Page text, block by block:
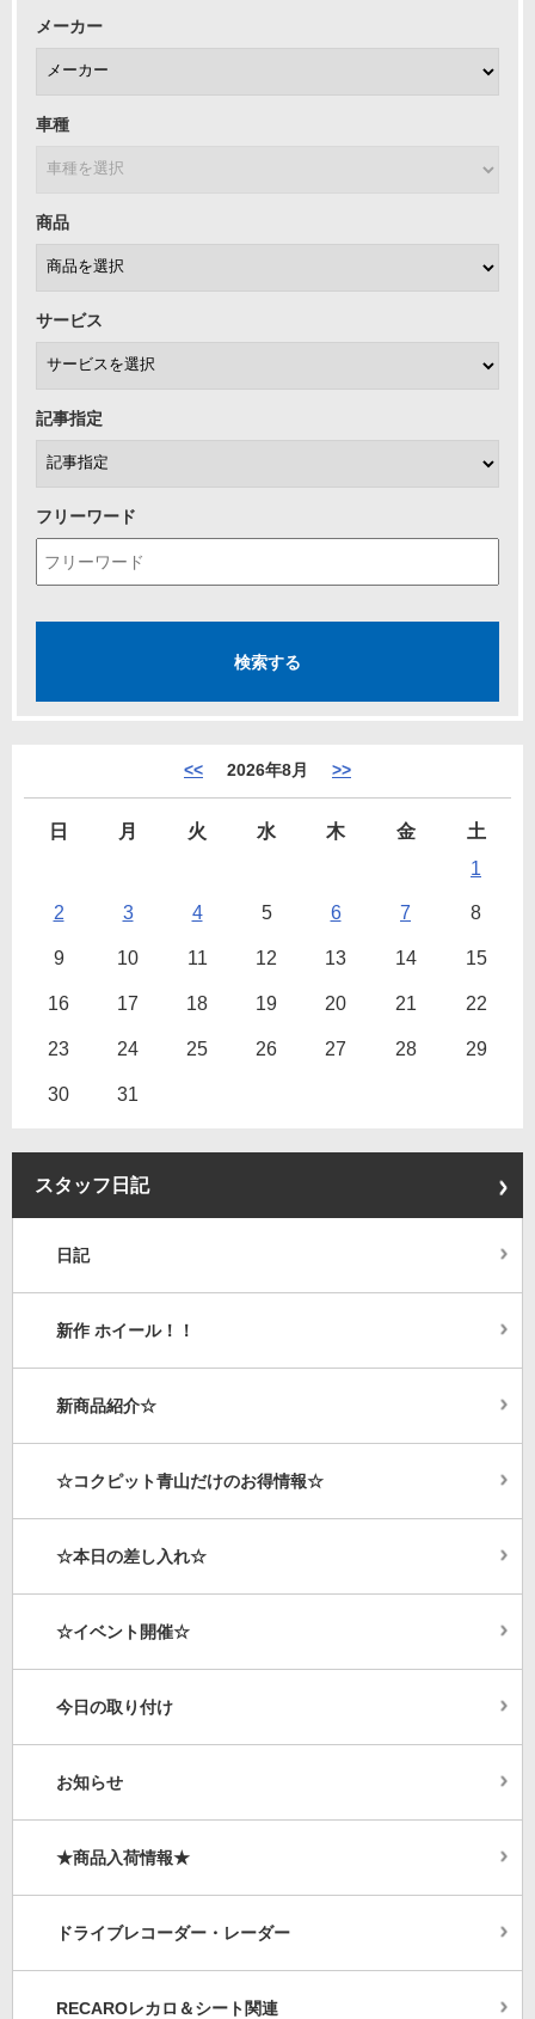
メーカー
車種
商品
サービス
記事指定
フリーワード
<< 2026年8月 >>
日 月 火 水 木 金
土
1
2 3 4 5 6 7 8
9 10 11 12 13 14 15
16 17 18 19 20 21 22
23 24 25 26 27 28 29
30 31
スタッフ日記
日記
新作 ホイール！！
新商品紹介☆
☆コクピット青山だけのお得情報☆
☆本日の差し入れ☆
☆イベント開催☆
今日の取り付け
お知らせ
★商品入荷情報★
ドライブレコーダー・レーダー
RECAROレカロ＆シート関連